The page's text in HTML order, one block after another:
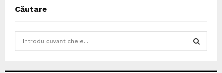
Căutare